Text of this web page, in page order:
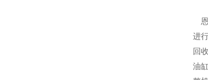
恩
进
回
油